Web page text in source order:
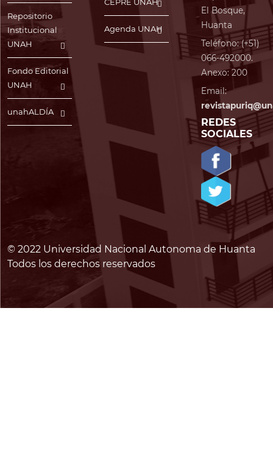
Repositorio
Institucional
UNAH
Fondo Editorial
UNAH
unahALDÍA
CEPRE UNAH
Agenda UNAH
El Bosque,
Huanta
Teléfono: (+51)
066-492000.
Anexo: 200
Email:
REDES
SOCIALES
© 2022 Universidad Nacional Autonoma de Huanta
Todos los derechos reservados